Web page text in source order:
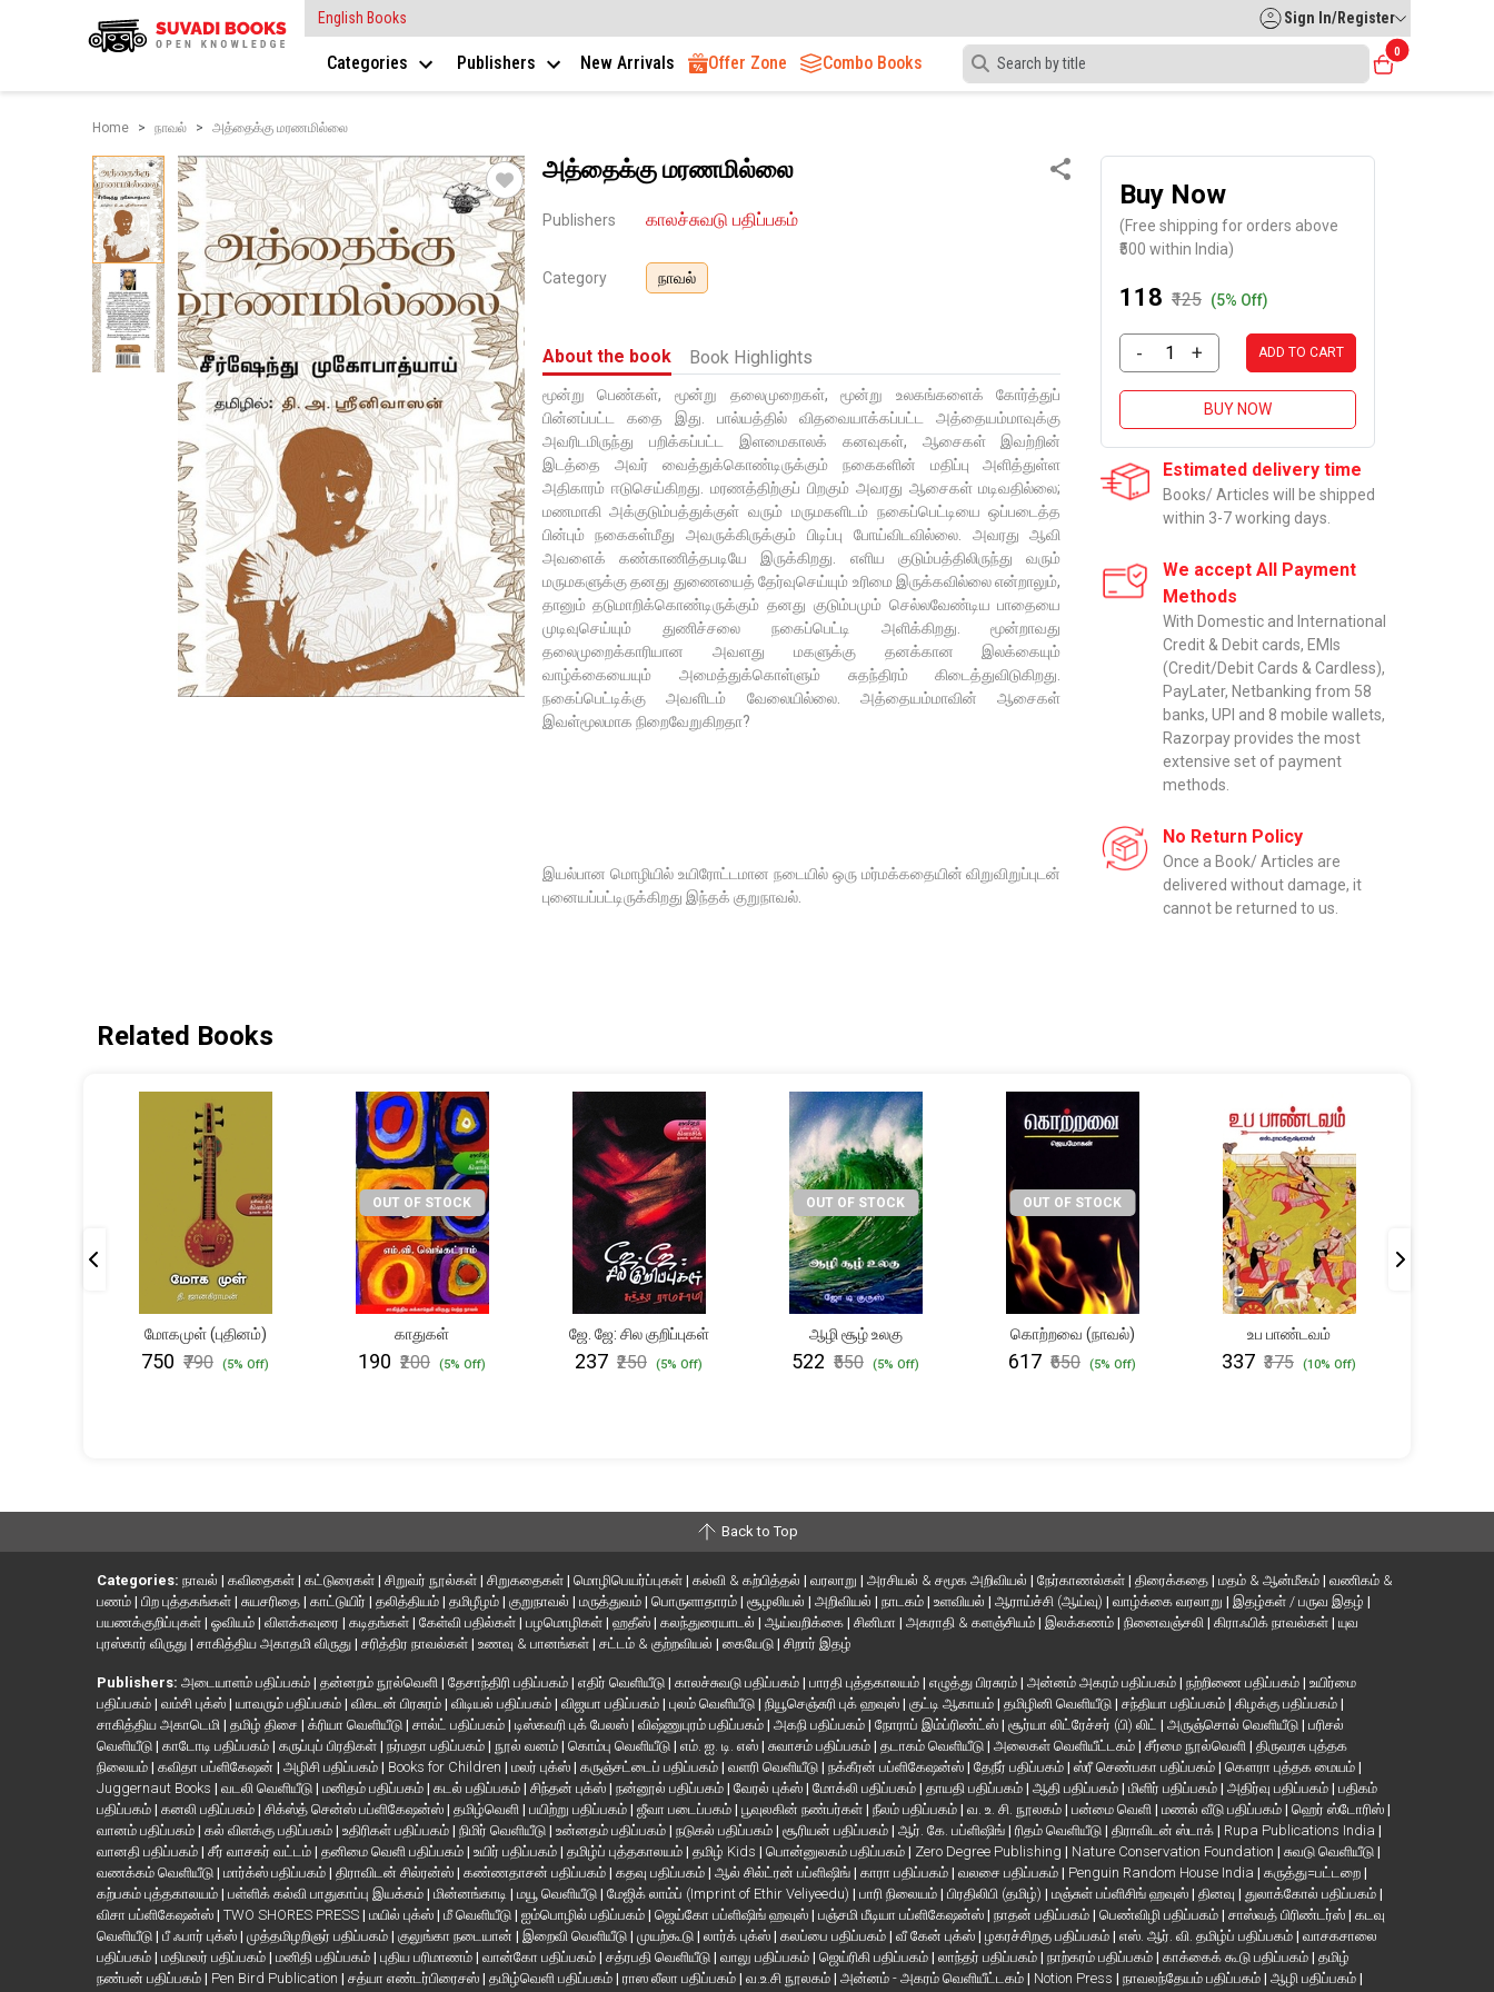
English Books Sign In/Register
Categories Publishers New Arrivals Offer Zone Combo Books
0
Home நாவல் அத்தைக்கு மரணமில்லை
அத்தைக்கு மரணமில்லை
Publishers காலச்சுவடு பதிப்பகம்
Category நாவல்
About the book Book Highlights
மூன்று பெண்கள், மூன்று தலைமுறைகள், மூன்று உலகங்களைக் கோர்த்துப்
பின்னப்பட்ட கதை இது. பால்யத்தில் விதவையாக்கப்பட்ட அத்தையம்மாவுக்கு
அவரிடமிருந்து பறிக்கப்பட்ட இளமைகாலக் கனவுகள், ஆசைகள் இவற்றின்
இடத்தை அவர் வைத்துக்கொண்டிருக்கும் நகைகளின் மதிப்பு அளித்துள்ள
அதிகாரம் ஈடுசெய்கிறது. மரணத்திற்குப் பிறகும் அவரது ஆசைகள் மடிவதில்லை;
மணமாகி அக்குடும்பத்துக்குள் வரும் மருமகளிடம் நகைப்பெட்டியை ஒப்படைத்த
பின்பும் நகைகள்மீது அவருக்கிருக்கும் பிடிப்பு போய்விடவில்லை. அவரது ஆவி
அவளைக் கண்காணித்தபடியே இருக்கிறது. எளிய குடும்பத்திலிருந்து வரும்
மருமகளுக்கு தனது துணையைத் தேர்வுசெய்யும் உரிமை இருக்கவில்லை என்றாலும்,
தானும் தடுமாறிக்கொண்டிருக்கும் தனது குடும்பமும் செல்லவேண்டிய பாதையை
முடிவுசெய்யும் துணிச்சலை நகைப்பெட்டி அளிக்கிறது. மூன்றாவது
தலைமுறைக்காரியான அவளது மகளுக்கு தனக்கான இலக்கையும்
வாழ்க்கையையும் அமைத்துக்கொள்ளும் சுதந்திரம் கிடைத்துவிடுகிறது.
நகைப்பெட்டிக்கு அவளிடம் வேலையில்லை. அத்தையம்மாவின் ஆசைகள்
இவள்மூலமாக நிறைவேறுகிறதா?
இயல்பான மொழியில் உயிரோட்டமான நடையில் ஒரு மர்மக்கதையின் விறுவிறுப்புடன்
புனையப்பட்டிருக்கிறது இந்தக் குறுநாவல்.
Buy Now
(Free shipping for orders above
₹500 within India)
₹118 ₹125 (5% Off)
- + ADD TO CART
BUY NOW
Estimated delivery time
Books/ Articles will be shipped
within 3-7 working days.
We accept All Payment
Methods
With Domestic and International
Credit & Debit cards, EMIs
(Credit/Debit Cards & Cardless),
PayLater, Netbanking from 58
banks, UPI and 8 mobile wallets,
Razorpay provides the most
extensive set of payment
methods.
No Return Policy
Once a Book/ Articles are
delivered without damage, it
cannot be returned to us.
Related Books
மோகமுள் (புதினம்)
₹750 ₹790 (5% Off)
OUT OF STOCK
காதுகள்
₹190 ₹200 (5% Off)
ஜே. ஜே: சில குறிப்புகள்
₹237 ₹250 (5% Off)
OUT OF STOCK
ஆழி சூழ் உலகு
₹522 ₹550 (5% Off)
OUT OF STOCK
கொற்றவை (நாவல்)
₹617 ₹650 (5% Off)
உப பாண்டவம்
₹337 ₹375 (10% Off)
Back to Top
Categories: நாவல் | கவிதைகள் | கட்டுரைகள் | சிறுவர் நூல்கள் | சிறுகதைகள் | மொழிபெயர்ப்புகள் | கல்வி & கற்பித்தல் | வரலாறு | அரசியல் & சமூக அறிவியல் | நேர்காணல்கள் | திரைக்கதை | மதம் & ஆன்மீகம் | வணிகம் &
பணம் | பிற புத்தகங்கள் | சுயசரிதை | காட்டுயிர் | தலித்தியம் | தமிழீழம் | குறுநாவல் | மருத்துவம் | பொருளாதாரம் | சூழலியல் | அறிவியல் | நாடகம் | உளவியல் | ஆராய்ச்சி (ஆய்வு) | வாழ்க்கை வரலாறு | இதழ்கள் / பருவ இதழ் |
பயணக்குறிப்புகள் | ஓவியம் | விளக்கவுரை | கடிதங்கள் | கேள்வி பதில்கள் | பழமொழிகள் | ஹதீஸ் | கலந்துரையாடல் | ஆய்வறிக்கை | சினிமா | அகராதி & களஞ்சியம் | இலக்கணம் | நினைவஞ்சலி | கிராஃபிக் நாவல்கள் | யுவ
புரஸ்கார் விருது | சாகித்திய அகாதமி விருது | சரித்திர நாவல்கள் | உணவு & பானங்கள் | சட்டம் & குற்றவியல் | கையேடு | சிறார் இதழ்
Publishers: அடையாளம் பதிப்பகம் | தன்னறம் நூல்வெளி | தேசாந்திரி பதிப்பகம் | எதிர் வெளியீடு | காலச்சுவடு பதிப்பகம் | பாரதி புத்தகாலயம் | எழுத்து பிரசுரம் | அன்னம் அகரம் பதிப்பகம் | நற்றிணை பதிப்பகம் | உயிர்மை
பதிப்பகம் | வம்சி புக்ஸ் | யாவரும் பதிப்பகம் | விகடன் பிரசுரம் | விடியல் பதிப்பகம் | விஜயா பதிப்பகம் | புலம் வெளியீடு | நியூசெஞ்சுரி புக் ஹவுஸ் | குட்டி ஆகாயம் | தமிழினி வெளியீடு | சந்தியா பதிப்பகம் | கிழக்கு பதிப்பகம் |
சாகித்திய அகாடெமி | தமிழ் திசை | க்ரியா வெளியீடு | சால்ட் பதிப்பகம் | டிஸ்கவரி புக் பேலஸ் | விஷ்ணுபுரம் பதிப்பகம் | அகநி பதிப்பகம் | நோராப் இம்ப்ரிண்ட்ஸ் | சூர்யா லிட்ரேச்சர் (பி) லிட் | அருஞ்சொல் வெளியீடு | பரிசல்
வெளியீடு | காடோடி பதிப்பகம் | கருப்புப் பிரதிகள் | நர்மதா பதிப்பகம் | நூல் வனம் | கொம்பு வெளியீடு | எம். ஐ. டி. எஸ் | சுவாசம் பதிப்பகம் | தடாகம் வெளியீடு | அலைகள் வெளியீட்டகம் | சீர்மை நூல்வெளி | திருவரசு புத்தக
நிலையம் | கவிதா பப்ளிகேஷன் | அழிசி பதிப்பகம் | Books for Children | மலர் புக்ஸ் | கருஞ்சட்டைப் பதிப்பகம் | வளரி வெளியீடு | நக்கீரன் பப்ளிகேஷன்ஸ் | தேநீர் பதிப்பகம் | ஸ்ரீ செண்பகா பதிப்பகம் | கௌரா புத்தக மையம் |
Juggernaut Books | வடலி வெளியீடு | மனிதம் பதிப்பகம் | கடல் பதிப்பகம் | சிந்தன் புக்ஸ் | நன்னூல் பதிப்பகம் | வேரல் புக்ஸ் | மோக்லி பதிப்பகம் | தாயதி பதிப்பகம் | ஆதி பதிப்பகம் | மிளிர் பதிப்பகம் | அதிர்வு பதிப்பகம் | பதிகம்
பதிப்பகம் | கனலி பதிப்பகம் | சிக்ஸ்த் சென்ஸ் பப்ளிகேஷன்ஸ் | தமிழ்வெளி | பயிற்று பதிப்பகம் | ஜீவா படைப்பகம் | பூவுலகின் நண்பர்கள் | நீலம் பதிப்பகம் | வ. உ. சி. நூலகம் | பன்மை வெளி | மணல் வீடு பதிப்பகம் | ஹெர் ஸ்டோரிஸ் |
வானம் பதிப்பகம் | கல் விளக்கு பதிப்பகம் | உதிரிகள் பதிப்பகம் | நிமிர் வெளியீடு | உன்னதம் பதிப்பகம் | நடுகல் பதிப்பகம் | சூரியன் பதிப்பகம் | ஆர். கே. பப்ளிஷிங் | ரிதம் வெளியீடு | திராவிடன் ஸ்டாக் | Rupa Publications India |
வானதி பதிப்பகம் | சீர் வாசகர் வட்டம் | தனிமை வெளி பதிப்பகம் | உயிர் பதிப்பகம் | தமிழ்ப் புத்தகாலயம் | தமிழ் Kids | பொன்னுலகம் பதிப்பகம் | Zero Degree Publishing | Nature Conservation Foundation | சுவடு வெளியீடு |
வணக்கம் வெளியீடு | மார்க்ஸ் பதிப்பகம் | திராவிடன் சில்ரன்ஸ் | கண்ணதாசன் பதிப்பகம் | கதவு பதிப்பகம் | ஆல் சில்ட்ரன் பப்ளிஷிங் | காரா பதிப்பகம் | வலசை பதிப்பகம் | Penguin Random House India | கருத்து=பட்டறை |
கற்பகம் புத்தகாலயம் | பள்ளிக் கல்வி பாதுகாப்பு இயக்கம் | மின்னங்காடி | மயூ வெளியீடு | மேஜிக் லாம்ப் (Imprint of Ethir Veliyeedu) | பாரி நிலையம் | பிரதிலிபி (தமிழ்) | மஞ்சுள் பப்ளிசிங் ஹவுஸ் | தினவு | துலாக்கோல் பதிப்பகம் |
விசா பப்ளிகேஷன்ஸ் | TWO SHORES PRESS | மயில் புக்ஸ் | மீ வெளியீடு | ஐம்பொழில் பதிப்பகம் | ஜெய்கோ பப்ளிஷிங் ஹவுஸ் | பஞ்சமி மீடியா பப்ளிகேஷன்ஸ் | நாதன் பதிப்பகம் | பெண்விழி பதிப்பகம் | சாஸ்வத் பிரிண்டர்ஸ் | கடவு
வெளியீடு | பீ ஃபார் புக்ஸ் | முத்தமிழறிஞர் பதிப்பகம் | குலுங்கா நடையான் | இறைவி வெளியீடு | முயற்கூடு | லார்க் புக்ஸ் | கலப்பை பதிப்பகம் | வீ கேன் புக்ஸ் | ழகரச்சிறகு பதிப்பகம் | எஸ். ஆர். வி. தமிழ்ப் பதிப்பகம் | வாசகசாலை
பதிப்பகம் | மதிமலர் பதிப்பகம் | மனிதி பதிப்பகம் | புதிய பரிமாணம் | வான்கோ பதிப்பகம் | சத்ரபதி வெளியீடு | வாலு பதிப்பகம் | ஜெய்ரிகி பதிப்பகம் | லாந்தர் பதிப்பகம் | நாற்கரம் பதிப்பகம் | காக்கைக் கூடு பதிப்பகம் | தமிழ்
நண்பன் பதிப்பகம் | Pen Bird Publication | சத்யா எண்டர்பிரைசஸ் | தமிழ்வெளி பதிப்பகம் | ராஸ லீலா பதிப்பகம் | வ.உ.சி நூலகம் | அன்னம் - அகரம் வெளியீட்டகம் | Notion Press | நாவலந்தேயம் பதிப்பகம் | ஆழி பதிப்பகம் |